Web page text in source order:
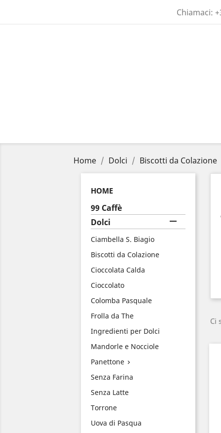
Chiamaci:
Home Dolci Biscotti da Colazione
HOME
99 Caffè
Dolci

Ciambella S. Biagio
Biscotti da Colazione
Cioccolata Calda
Cioccolato
Colomba Pasquale
Frolla da The
Ingredienti per Dolci
Mandorle e Nocciole
Panettone 
Senza Farina
Senza Latte
Torrone
Uova di Pasqua
Ci